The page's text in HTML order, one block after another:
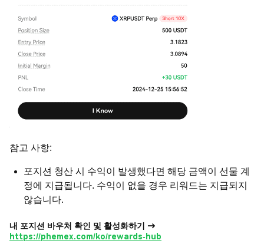
참고 사항:
포지션 청산 시 수익이 발생했다면 해당 금액이 선물 계
정에 지급됩니다. 수익이 없을 경우 리워드는 지급되지
않습니다.
내 포지션 바우처 확인 및 활성화하기 →
https://phemex.com/ko/rewards-hub